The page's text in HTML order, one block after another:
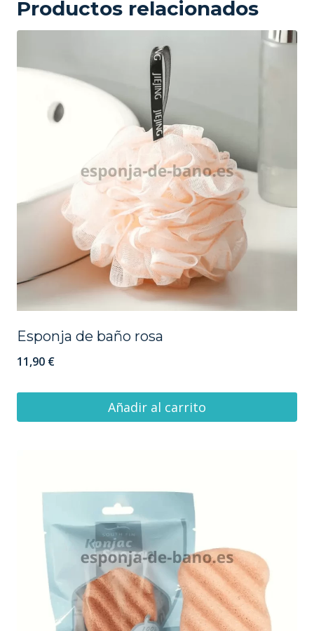
Productos relacionados
Esponja de baño rosa
11,90 €
Añadir al carrito